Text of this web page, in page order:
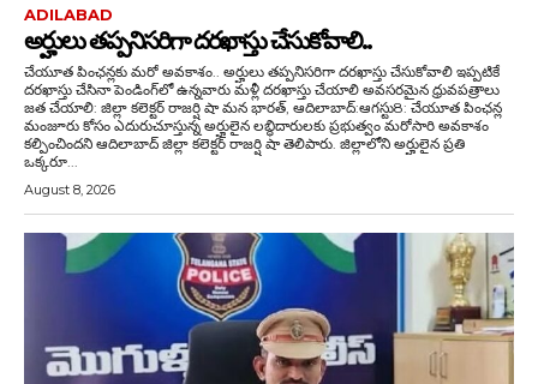
ADILABAD
అర్హులు తప్పనిసరిగా దరఖాస్తు చేసుకోవాలి..
చేయూత పింఛన్లకు మరో అవకాశం.. అర్హులు తప్పనిసరిగా దరఖాస్తు చేసుకోవాలి ఇప్పటికే
దరఖాస్తు చేసినా పెండింగ్‌లో ఉన్నవారు మళ్లీ దరఖాస్తు చేయాలి అవసరమైన ధ్రువపత్రాలు
జత చేయాలి: జిల్లా కలెక్టర్ రాజర్షి షా మన భారత్, ఆదిలాబాద్:ఆగస్టు8: చేయూత పింఛన్ల
మంజూరు కోసం ఎదురుచూస్తున్న అర్హులైన లబ్ధిదారులకు ప్రభుత్వం మరోసారి అవకాశం
కల్పించిందని ఆదిలాబాద్ జిల్లా కలెక్టర్ రాజర్షి షా తెలిపారు. జిల్లాలోని అర్హులైన ప్రతి
ఒక్కరూ...
August 8, 2026